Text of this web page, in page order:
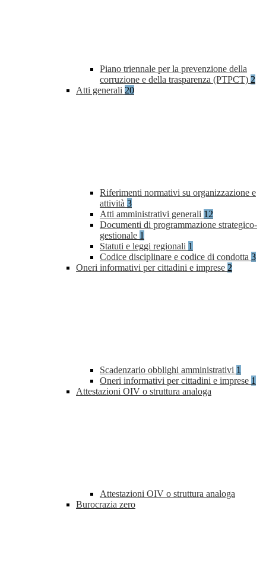
Piano triennale per la prevenzione della
corruzione e della trasparenza (PTPCT) 2
Atti generali 20
Riferimenti normativi su organizzazione e
attività 3
Atti amministrativi generali 12
Documenti di programmazione strategico-
gestionale 1
Statuti e leggi regionali 1
Codice disciplinare e codice di condotta 3
Oneri informativi per cittadini e imprese 2
Scadenzario obblighi amministrativi 1
Oneri informativi per cittadini e imprese 1
Attestazioni OIV o struttura analoga
Attestazioni OIV o struttura analoga
Burocrazia zero